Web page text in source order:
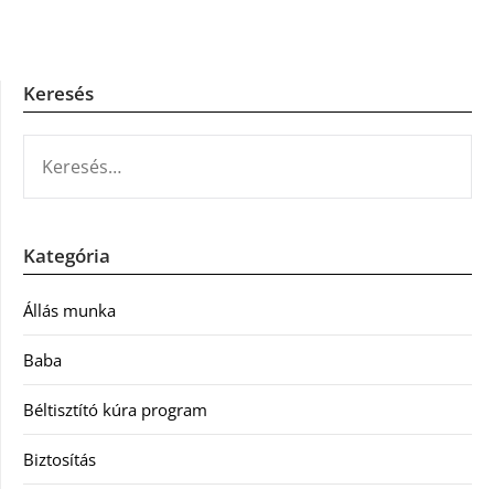
Keresés
Kategória
Állás munka
Baba
Béltisztító kúra program
Biztosítás